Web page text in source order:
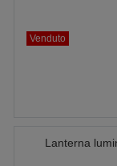
Venduto
Lanterna